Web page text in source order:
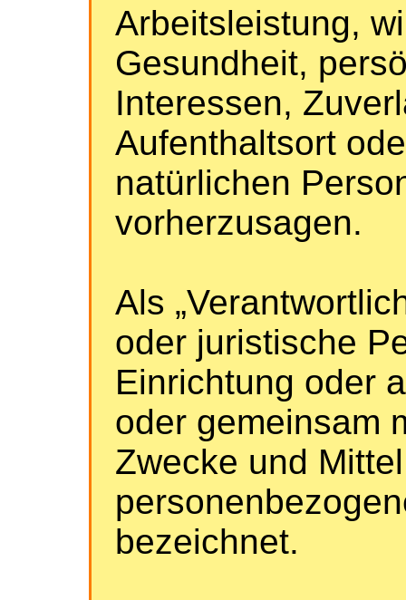
Arbeitsleistung,
Gesundheit,
Interessen,
Aufenthaltsort
natürlichen
vorherzusagen.
Als
oder juristische
Einrichtung oder
oder gemeinsam
Zwecke und
bezeichnet.